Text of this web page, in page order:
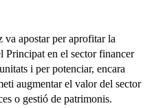
va apostar per aprofitar la
Principat en el sector financer
i per potenciar, encara
augmentar el valor del sector
o gestió de patrimonis.